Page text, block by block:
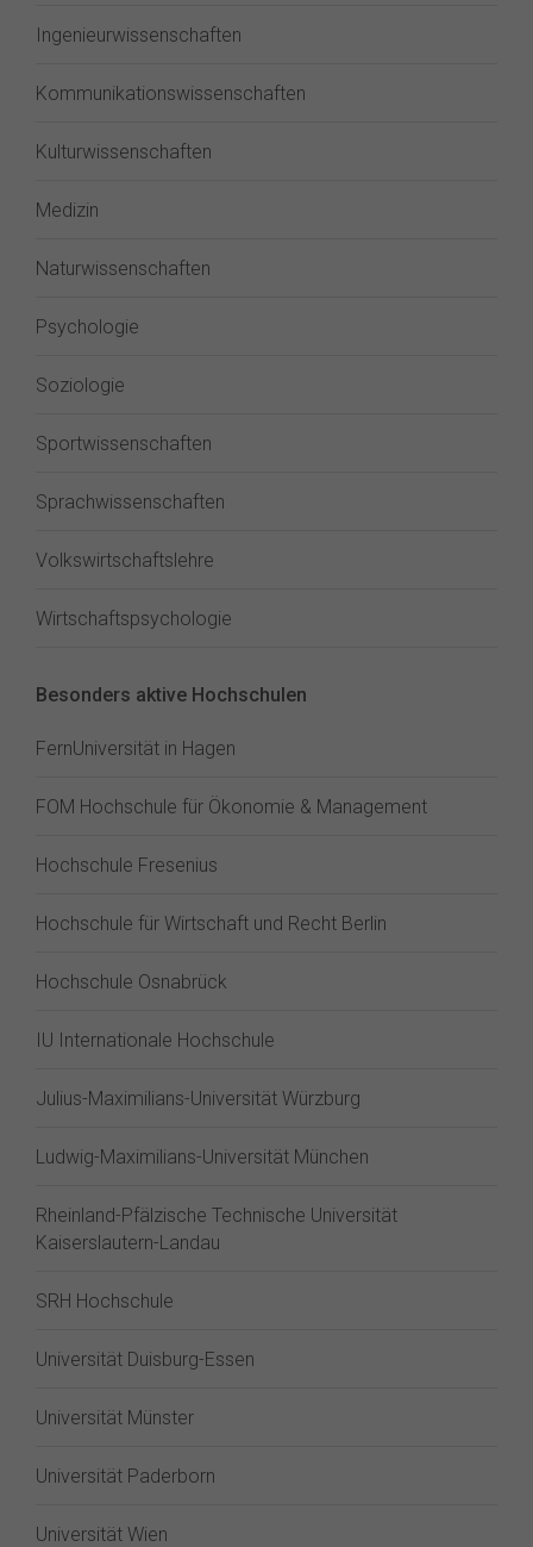
Ingenieurwissenschaften
Kommunikationswissenschaften
Kulturwissenschaften
Medizin
Naturwissenschaften
Psychologie
Soziologie
Sportwissenschaften
Sprachwissenschaften
Volkswirtschaftslehre
Wirtschaftspsychologie
Besonders aktive Hochschulen
FernUniversität in Hagen
FOM Hochschule für Ökonomie & Management
Hochschule Fresenius
Hochschule für Wirtschaft und Recht Berlin
Hochschule Osnabrück
IU Internationale Hochschule
Julius-Maximilians-Universität Würzburg
Ludwig-Maximilians-Universität München
Rheinland-Pfälzische Technische Universität
Kaiserslautern-Landau
SRH Hochschule
Universität Duisburg-Essen
Universität Münster
Universität Paderborn
Universität Wien